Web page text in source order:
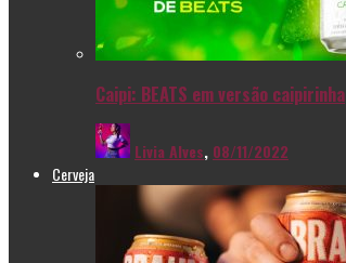
Caipi: BEATS em versão caipirinha
Livia Alves, 08/11/2022
Cerveja